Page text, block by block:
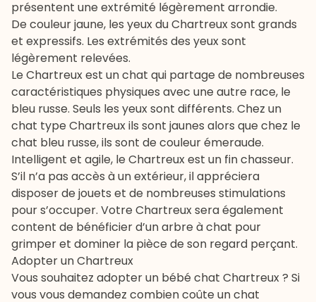
présentent une extrémité légèrement arrondie.
De couleur jaune, les yeux du Chartreux sont grands
et expressifs. Les extrémités des yeux sont
légèrement relevées.
Le Chartreux est un chat qui partage de nombreuses
caractéristiques physiques avec une autre race, le
bleu russe. Seuls les yeux sont différents. Chez un
chat type Chartreux ils sont jaunes alors que chez le
chat bleu russe, ils sont de couleur émeraude.
Intelligent et agile, le Chartreux est un fin chasseur.
S’il n’a pas accès à un extérieur, il appréciera
disposer de jouets et de nombreuses stimulations
pour s’occuper. Votre Chartreux sera également
content de bénéficier d’un arbre à chat pour
grimper et dominer la pièce de son regard perçant.
Adopter un Chartreux
Vous souhaitez adopter un bébé chat Chartreux ? Si
vous vous demandez combien coûte un chat